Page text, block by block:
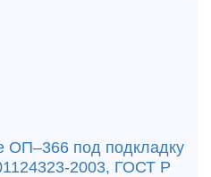
ОП–366 под подкладку
2003, ГОСТ Р